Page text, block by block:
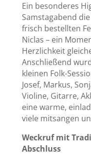
Ein besonderes
Samstagabend
frisch bestellten
Niclas – ein
Herzlichkeit
Anschließend
kleinen Folk-
Josef, Markus,
Violine, Gitarre,
eine warme,
viele mitsangen
Weckruf mit
Abschluss